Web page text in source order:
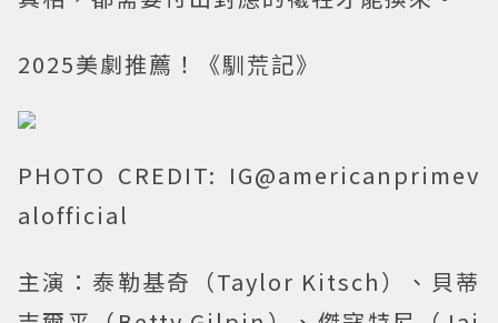
2025美劇推薦！《馴荒記》
PHOTO CREDIT: IG@americanprimev
alofficial
主演：泰勒基奇（Taylor Kitsch）、貝蒂